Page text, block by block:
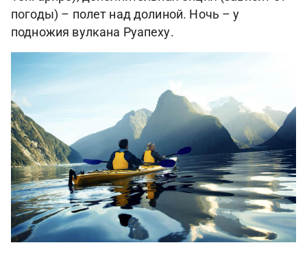
погоды) – полет над долиной. Ночь – у
подножия вулкана Руапеху.